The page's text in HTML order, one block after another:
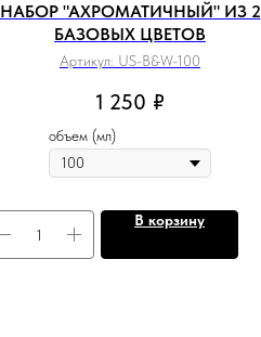
НАБОР "АХРОМАТИЧНЫЙ" ИЗ 2
БАЗОВЫХ ЦВЕТОВ
Артикул: US-B&W-100
1 250 ₽
объем (мл)
В корзину